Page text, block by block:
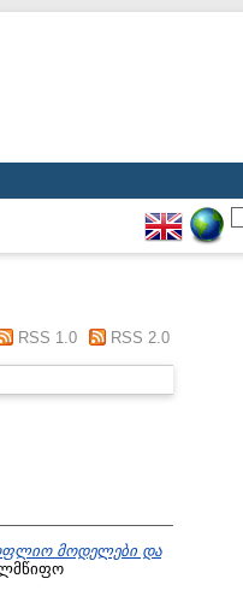
RSS 1.0 RSS 2.0
მოდელები და